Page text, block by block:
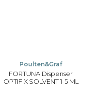
Poulten&Graf
FORTUNA Dispenser
OPTIFIX SOLVENT 1-5 ML